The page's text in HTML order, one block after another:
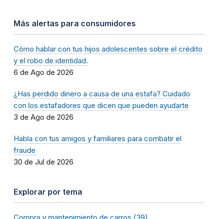
Más alertas para consumidores
Cómo hablar con tus hijos adolescentes sobre el crédito
y el robo de identidad.
6 de Ago de 2026
¿Has perdido dinero a causa de una estafa? Cuidado
con los estafadores que dicen que pueden ayudarte
3 de Ago de 2026
Habla con tus amigos y familiares para combatir el
fraude
30 de Jul de 2026
Explorar por tema